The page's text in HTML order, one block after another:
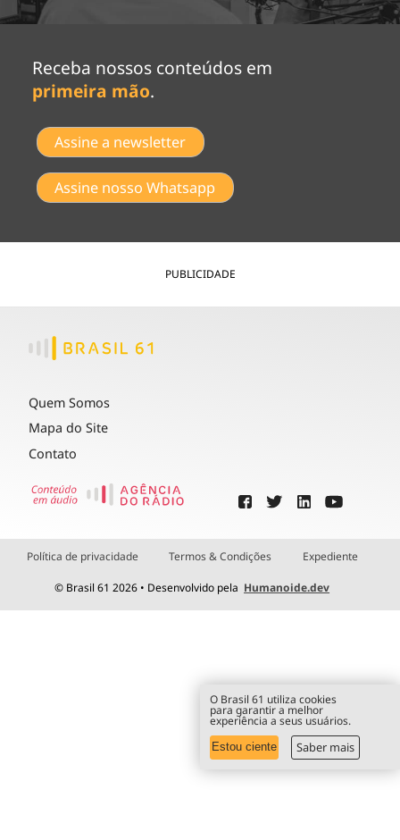
Receba nossos conteúdos em
primeira mão.
Assine a newsletter
Assine nosso Whatsapp
PUBLICIDADE
Quem Somos
Mapa do Site
Contato
Política de privacidade Termos & Condições Expediente
© Brasil 61 2026 • Desenvolvido pela Humanoide.dev
O Brasil 61 utiliza cookies
para garantir a melhor
experiência a seus usuários.
Estou ciente Saber mais